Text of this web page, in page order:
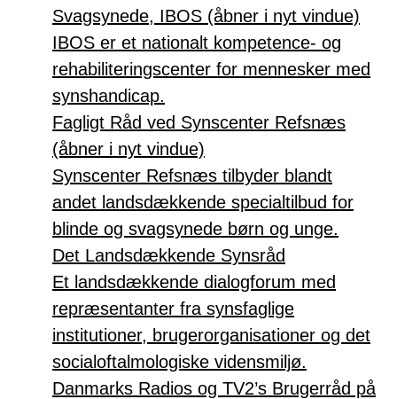
Svagsynede, IBOS (åbner i nyt vindue)
IBOS er et nationalt kompetence- og
rehabiliteringscenter for mennesker med
synshandicap.
Fagligt Råd ved Synscenter Refsnæs
(åbner i nyt vindue)
Synscenter Refsnæs tilbyder blandt
andet landsdækkende specialtilbud for
blinde og svagsynede børn og unge.
Det Landsdækkende Synsråd
Et landsdækkende dialogforum med
repræsentanter fra synsfaglige
institutioner, brugerorganisationer og det
socialoftalmologiske vidensmiljø.
Danmarks Radios og TV2’s Brugerråd på